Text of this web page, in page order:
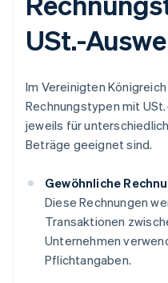
USt.-
Im Vereinigten
Rechnungstypen mit
jeweils für
Beträge geeignet sind.
Gewöhnliche
Diese Rechnungen
Transaktionen
Unternehmen
Pflichtangaben.